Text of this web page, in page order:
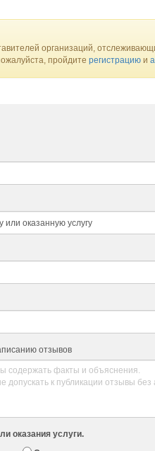
организаций,
пройдите регистрацию и
отзывов
оказания услуги.